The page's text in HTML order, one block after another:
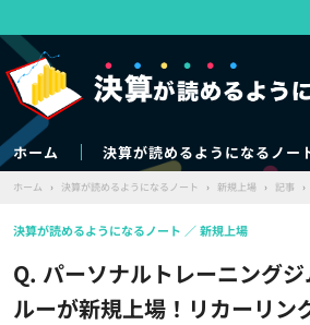
ホーム 決算が読めるようになるノー
ホーム › 決算が読めるようになるノート › 新規上場 › 記事 ›
Q. パーソナルトレーニング
ルーが新規上場！リカーリン
決算が読めるようになるノート 新規上場